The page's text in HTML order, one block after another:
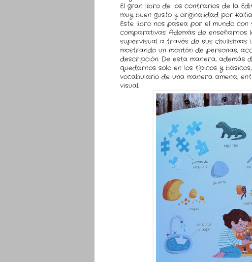
El gran libro de los contrarios de la
muy buen gusto y originalidad por
Este libro nos pasea por el mundo
comparativas. Además de
supervisual a través de sus
mostrando un montón de personas,
descripción. De esta manera,
quedarnos solo en los típicos y
vocabulario de una manera amena,
visual.